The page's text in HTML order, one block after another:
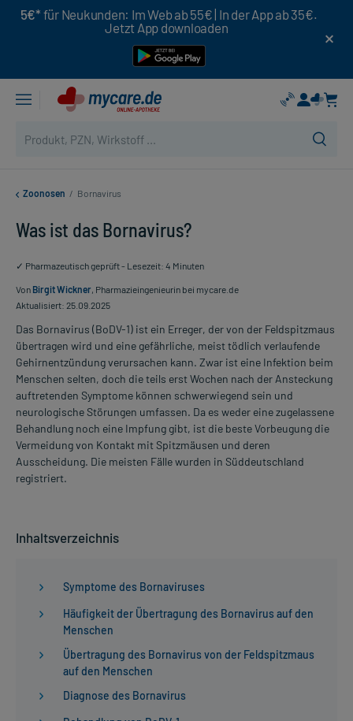
5€* für Neukunden: Im Web ab 55€ | In der App ab 35€.
Jetzt App downloaden
Zoonosen / Bornavirus
Was ist das Bornavirus?
✓ Pharmazeutisch geprüft - Lesezeit: 4 Minuten
Von Birgit Wickner, Pharmazieingenieurin bei mycare.de
Aktualisiert: 25.09.2025
Das Bornavirus (BoDV-1) ist ein Erreger, der von der Feldspitzmaus
übertragen wird und eine gefährliche, meist tödlich verlaufende
Gehirnentzündung verursachen kann. Zwar ist eine Infektion beim
Menschen selten, doch die teils erst Wochen nach der Ansteckung
auftretenden Symptome können schwerwiegend sein und
neurologische Störungen umfassen. Da es weder eine zugelassene
Behandlung noch eine Impfung gibt, ist die beste Vorbeugung die
Vermeidung von Kontakt mit Spitzmäusen und deren
Ausscheidung. Die meisten Fälle wurden in Süddeutschland
registriert.
Inhaltsverzeichnis
Symptome des Bornaviruses
Häufigkeit der Übertragung des Bornavirus auf den
Menschen
Übertragung des Bornavirus von der Feldspitzmaus
auf den Menschen
Diagnose des Bornavirus